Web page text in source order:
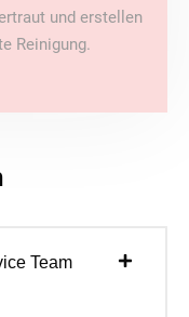
und erstellen
Reinigung.
Team